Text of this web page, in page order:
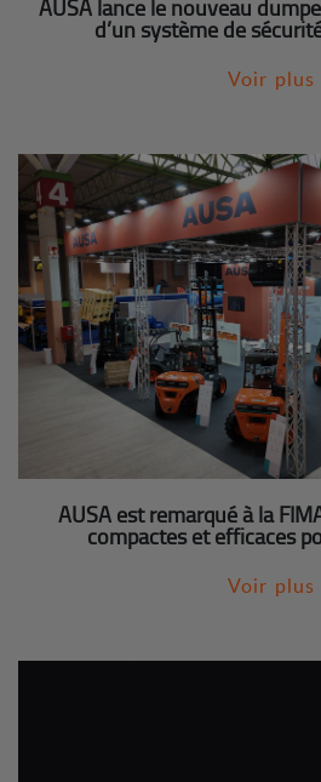
AUSA lance le nouveau
d’un système de
Voir plus
AUSA est remarqué à la
compactes et efficaces
Voir plus